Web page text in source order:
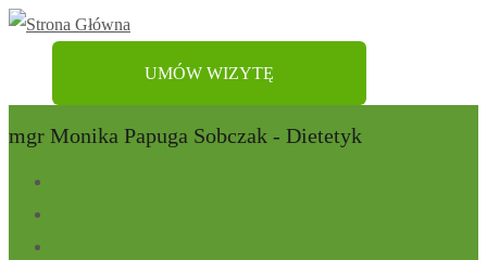
UMÓW WIZYTĘ
mgr Monika Papuga Sobczak - Dietetyk